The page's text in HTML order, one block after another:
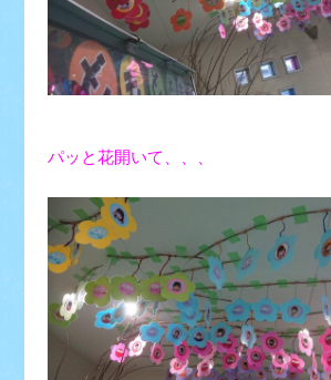
パッと花開いて、、、